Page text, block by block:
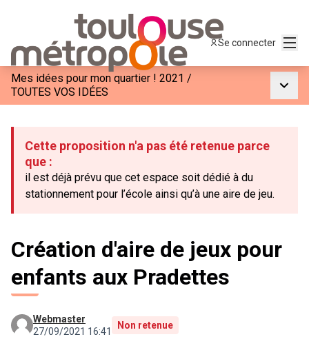
Se connecter
Mes idées pour mon quartier ! 2021 /
TOUTES VOS IDÉES
Cette proposition n'a pas été retenue parce
que :
il est déjà prévu que cet espace soit dédié à du
stationnement pour l’école ainsi qu’à une aire de jeu.
Création d'aire de jeux pour
enfants aux Pradettes
Webmaster
27/09/2021 16:41
Non retenue